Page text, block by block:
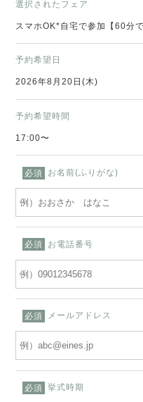
選択されたフェア
スマホOK*自宅で参加【60分
予約希望日
2026年8月20日(木)
予約希望時間
17:00〜
必須 お名前(ふりがな)
必須 お電話番号
必須 メールアドレス
必須 挙式時期